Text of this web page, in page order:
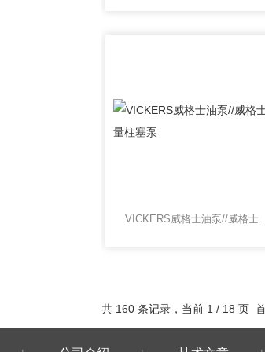
VICKERS威格士
共 160 条记录，当前 1 / 18 页